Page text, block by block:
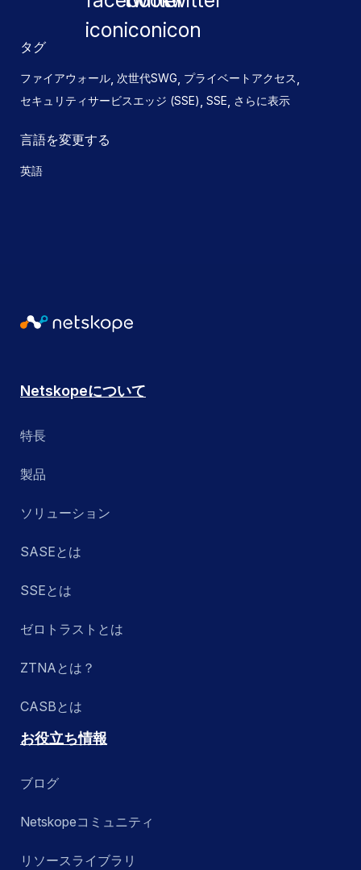
タグ
ファイアウォール, 次世代SWG, プライベートアクセス,
セキュリティサービスエッジ (SSE), SSE, さらに表示
言語を変更する
英語
Netskopeについて
特長
製品
ソリューション
SASEとは
SSEとは
ゼロトラストとは
ZTNAとは？
CASBとは
お役立ち情報
ブログ
Netskopeコミュニティ
リソースライブラリ